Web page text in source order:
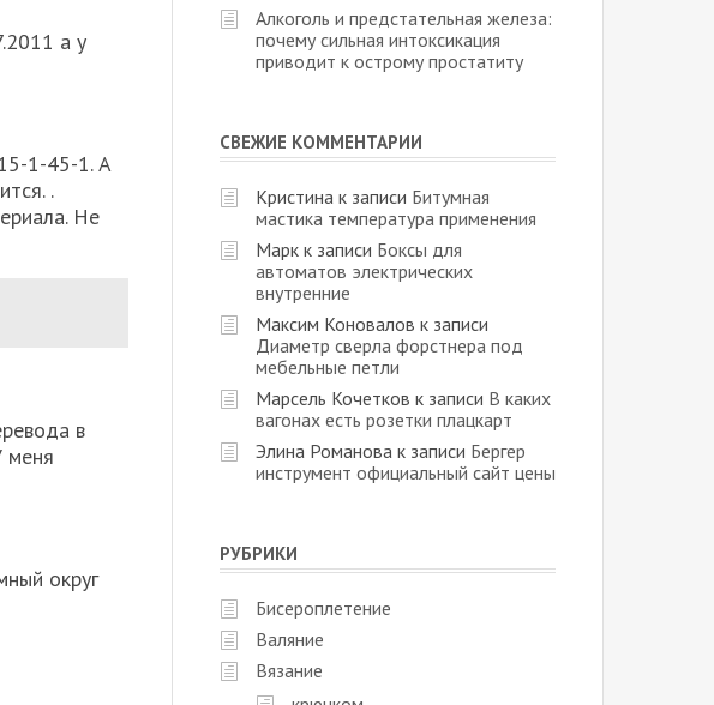
а у
1-45-1. А
.
Не
в
округ
Алкоголь и предстательная железа:
почему сильная интоксикация
приводит к острому простатиту
СВЕЖИЕ КОММЕНТАРИИ
Кристина к записи Битумная
мастика температура применения
Марк к записи Боксы для
автоматов электрических
внутренние
Максим Коновалов к записи
Диаметр сверла форстнера под
мебельные петли
Марсель Кочетков к записи В каких
вагонах есть розетки плацкарт
Элина Романова к записи Бергер
инструмент официальный сайт цены
РУБРИКИ
Бисероплетение
Валяние
Вязание